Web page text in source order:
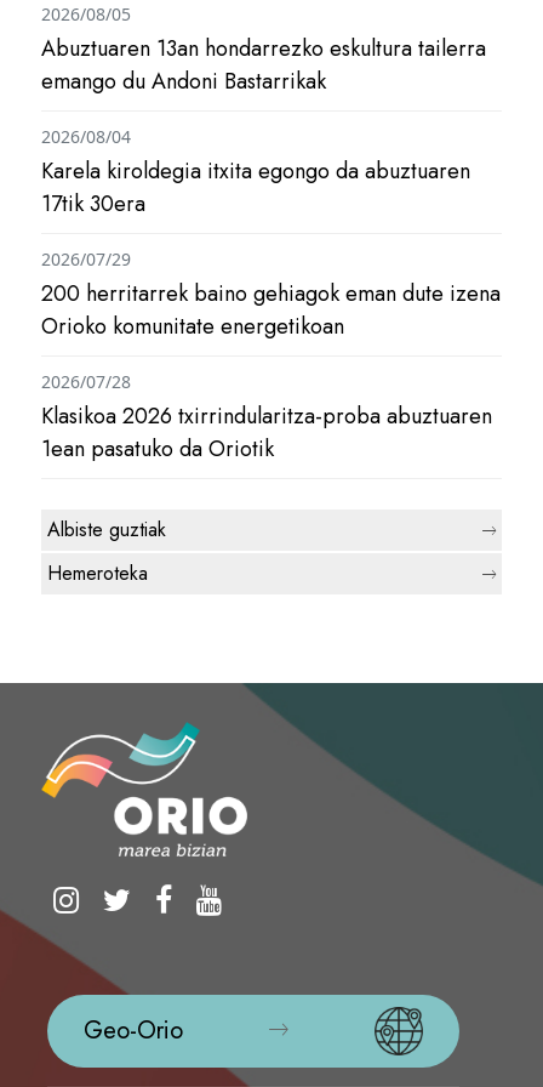
Abuztuaren 13an hondarrezko eskultura tailerra
emango du Andoni Bastarrikak
2026/08/05
Karela kiroldegia itxita egongo da abuztuaren
17tik 30era
2026/08/04
200 herritarrek baino gehiagok eman dute izena
Orioko komunitate energetikoan
2026/07/29
Klasikoa 2026 txirrindularitza-proba abuztuaren
1ean pasatuko da Oriotik
2026/07/28
Albiste guztiak
Hemeroteka
Geo-Orio